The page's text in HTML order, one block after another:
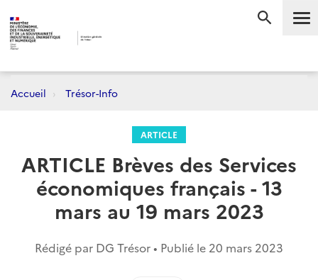
Accueil Trésor-Info
ARTICLE
ARTICLE Brèves des Services
économiques français - 13
mars au 19 mars 2023
Rédigé par DG Trésor • Publié le 20 mars 2023